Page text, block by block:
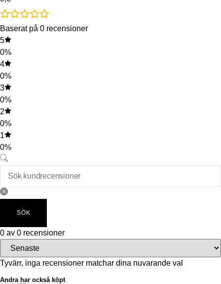
Baserat på 0 recensioner
5
0%
4
0%
3
0%
2
0%
1
0%
SÖK
0 av 0 recensioner
Tyvärr, inga recensioner matchar dina nuvarande val
Andra har också köpt